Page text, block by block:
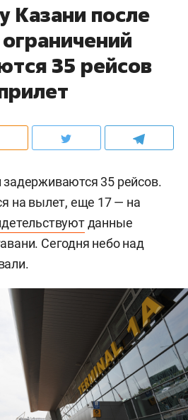
Казани после
35 рейсов
задерживаются 35 рейсов.
на вылет, еще 17 — на
данные
Сегодня небо над